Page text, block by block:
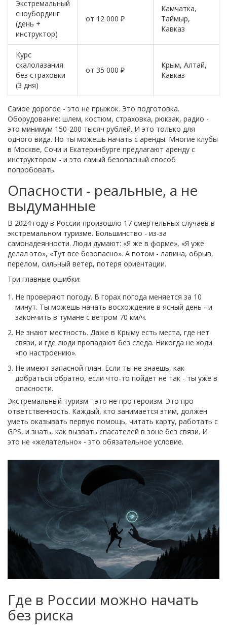
Экстремальный
сноубординг
(день +
инструктор)
от 12 000 ₽
Камчатка,
Таймыр,
Кавказ
Курс
скалолазания
без страховки
(3 дня)
от 35 000 ₽
Крым, Алтай,
Кавказ
Самое дорогое - это не прыжок. Это подготовка.
Оборудование: шлем, костюм, страховка, рюкзак, радио -
это минимум 150-200 тысяч рублей. И это только для
одного вида. Но ты можешь начать с аренды. Многие клубы
в Москве, Сочи и Екатеринбурге предлагают аренду с
инструктором - и это самый безопасный способ
попробовать.
Опасности - реальные, а не
выдуманные
В 2024 году в России произошло 17 смертельных случаев в
экстремальном туризме. Большинство - из-за
самонадеянности. Люди думают: «Я же в форме», «Я уже
делал это», «Тут все безопасно». А потом - лавина, обрыв,
перелом, сильный ветер, потеря ориентации.
Три главные ошибки:
Не проверяют погоду. В горах погода меняется за 10
минут. Ты можешь начать восхождение в ясный день - и
закончить в тумане с ветром 70 км/ч.
Не знают местность. Даже в Крыму есть места, где нет
связи, и где люди пропадают без следа. Никогда не ходи
«по настроению».
Не имеют запасной план. Если ты не знаешь, как
добраться обратно, если что-то пойдет не так - ты уже в
опасности.
Экстремальный туризм - это не про героизм. Это про
ответственность. Каждый, кто занимается этим, должен
уметь оказывать первую помощь, читать карту, работать с
GPS, и знать, как вызвать спасателей в зоне без связи. И
это не «желательно» - это обязательное условие.
Где в России можно начать
без риска